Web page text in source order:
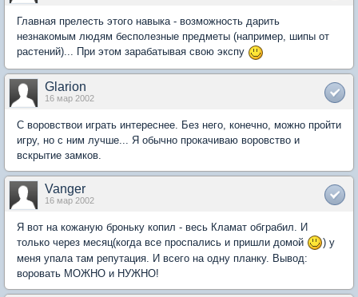
Главная прелесть этого навыка - возможность дарить
незнакомым людям бесполезные предметы (например, шипы от
растений)... При этом зарабатывая свою экспу
Glarion
16 мар 2002
С воровствои играть интереснее. Без него, конечно, можно пройти
игру, но с ним лучше... Я обычно прокачиваю воровство и
вскрытие замков.
Vanger
16 мар 2002
Я вот на кожаную броньку копил - весь Кламат обграбил. И
только через месяц(когда все проспались и пришли домой
) у
меня упала там репутация. И всего на одну планку. Вывод:
воровать МОЖНО и НУЖНО!